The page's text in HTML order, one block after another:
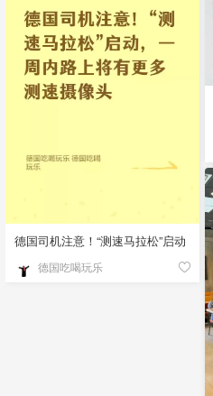
德国司机注意！“测速马拉松”启动
德国吃喝玩乐